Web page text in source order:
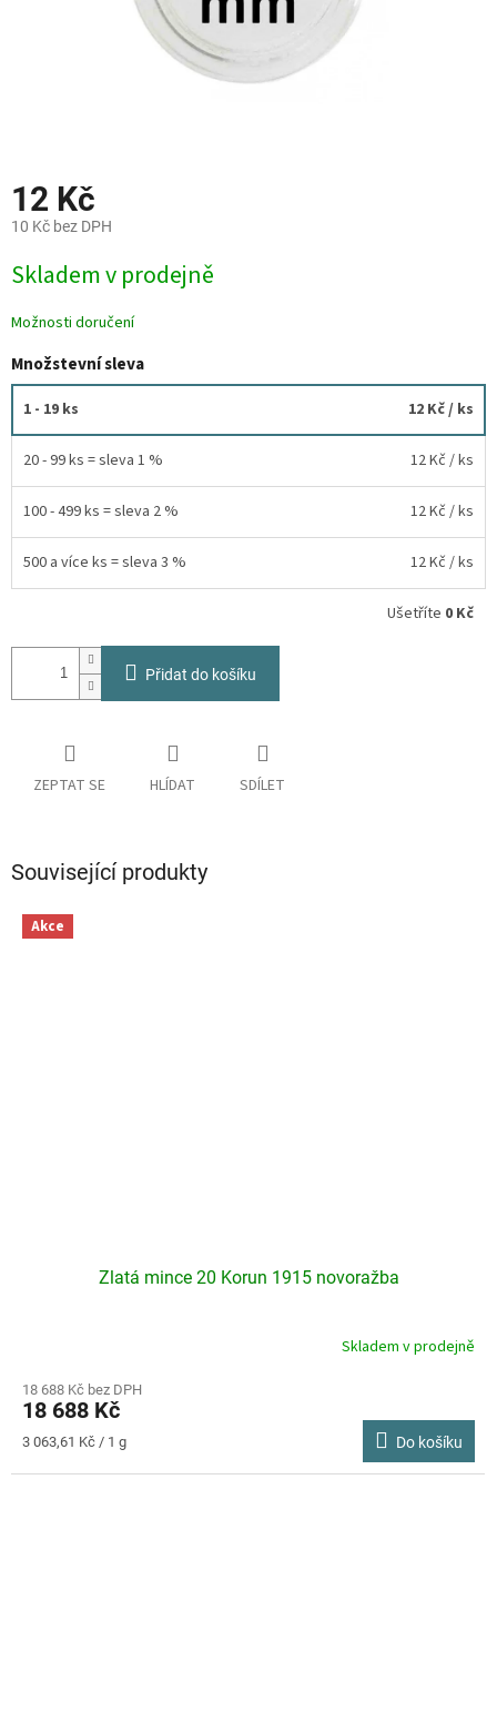
12 Kč
10 Kč bez DPH
cena:
Skladem v prodejně
Možnosti doručení
Množstevní sleva
1 - 19 ks 12 Kč/ ks
20 - 99 ks = sleva 1 % 12 Kč / ks
100 - 499 ks = sleva 2 % 12 Kč / ks
500 a více ks = sleva 3 % 12 Kč / ks
Ušetříte 0 Kč
Přidat do košíku
ZEPTAT SE HLÍDAT SDÍLET
Související produkty
Akce
Zlatá mince 20 Korun 1915 novoražba
produktu
je
4,5
5
Skladem v prodejně
18 688 Kč bez DPH
18 688 Kč
Měrná
3 063,61 Kč / 1 g Do košíku